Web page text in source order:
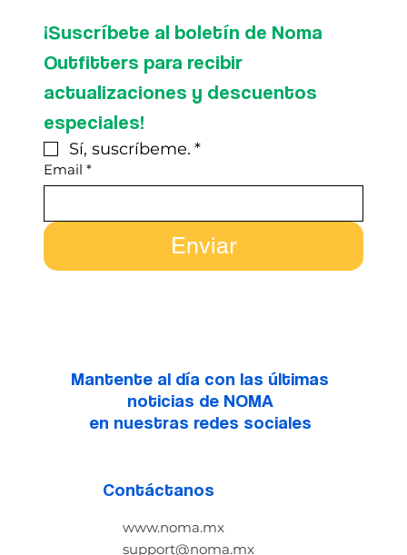
¡Suscríbete al boletín de Noma
Outfitters para recibir
actualizaciones y descuentos
especiales!
Sí, suscríbeme. *
Email *
Enviar
Mantente al día con las últimas
noticias de NOMA
en nuestras redes sociales
Contáctanos
www.noma.mx
support@noma.mx